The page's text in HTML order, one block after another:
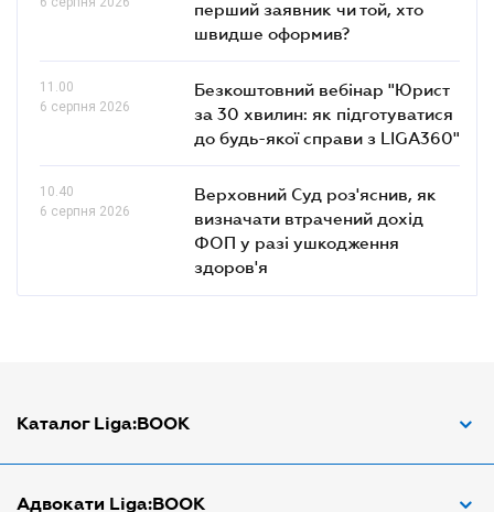
перший заявник чи той, хто
швидше оформив?
11.00
6 серпня 2026
Безкоштовний вебінар "Юрист
за 30 хвилин: як підготуватися
до будь-якої справи з LIGA360"
10.40
6 серпня 2026
Верховний Суд роз'яснив, як
визначати втрачений дохід
ФОП у разі ушкодження
здоров'я
Каталог Liga:BOOK
Адвокати Liga:BOOK